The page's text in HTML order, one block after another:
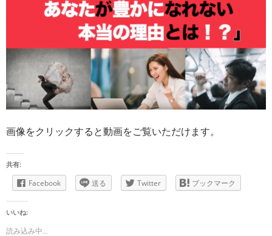
画像をクリックすると動画をご覧いただけます。
共有:
Facebook 送る Twitter ブックマーク
いいね:
読み込み中...